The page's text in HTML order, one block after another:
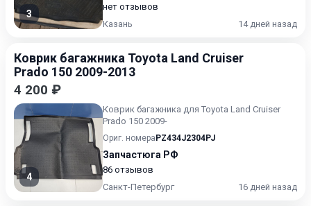
3
нет отзывов
Казань
14 дней назад
Коврик багажника Toyota Land Cruiser
Prado 150 2009-2013
4 200 ₽
4
Коврик багажника для Toyota Land Cruiser
Prado 150 2009-
Ориг. номера PZ434J2304PJ
Запчастюга РФ
86 отзывов
Санкт-Петербург
16 дней назад